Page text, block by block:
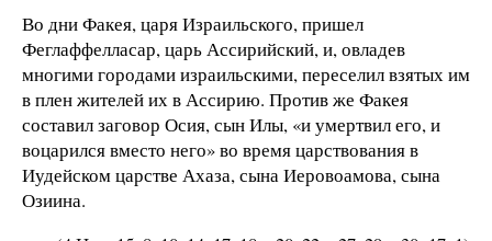
Во дни Факея, царя Израильского, пришел
Феглаффелласар, царь Ассирийский, и, овладев
многими городами израильскими, переселил взятых им
в плен жителей их в Ассирию. Против же Факея
составил заговор Осия, сын Илы, «и умертвил его, и
воцарился вместо него» во время царствования в
Иудейском царстве Ахаза, сына Иеровоамова, сына
Озиина.